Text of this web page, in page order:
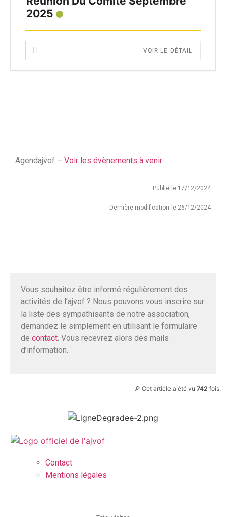
2025
VOIR LE DÉTAIL
Agendajvof – Voir les évènements à venir
Publié le 17/12/2024
Dernière modification le 26/12/2024
Vous souhaitez être informé régulièrement des
activités de l’ajvof ? Nous pouvons vous inscrire sur
la liste des sympathisants de notre association,
demandez le simplement en utilisant le formulaire
de contact. Vous recevrez alors des mails
d’information.
🔎 Cet article a été vu 742 fois.
Contact
Mentions légales